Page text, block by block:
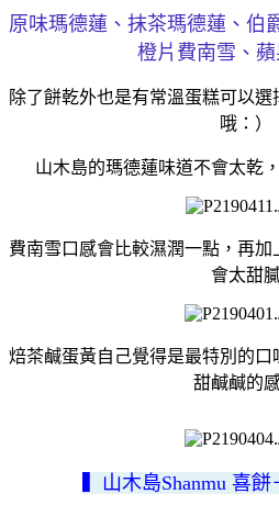
原味瑪德蓮、抹茶瑪德蓮、伯
橙片費南雪、
除了餅乾外也是有常溫蛋糕可以
哦：）
山木島的瑪德蓮味道不會太乾
費南雪口感會比較濕潤一點，再
會太甜
焙茶鹹蛋黃自己覺得是最特別的
甜鹹鹹的
▍山木島Shanmu 喜